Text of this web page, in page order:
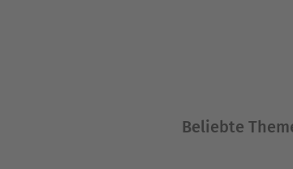
Beliebte